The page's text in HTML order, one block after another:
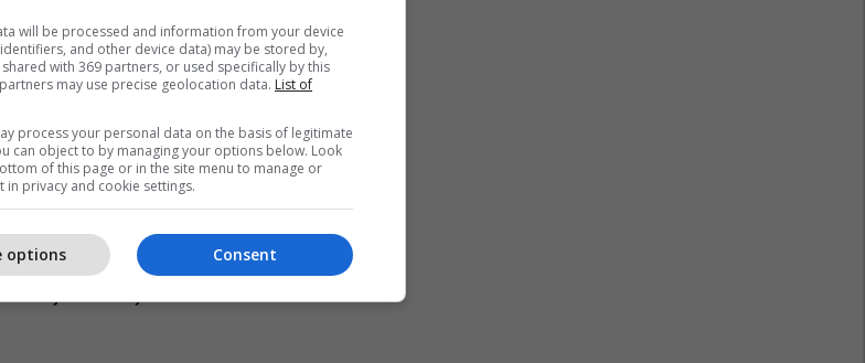
Shtoni vajin e ullirit dhe me ujë
dhe kur të ngrohet uleni
vaj dhe lyeni me një vezë.
gradë.
me një leckë dhe lëreni të
will be processed and information from your device
and other device data) may be stored by,
with 369 partners, or used specifically by this
may use precise geolocation data. List of
process your personal data on the basis of legitimate
can object to by managing your options below. Look
of this page or in the site menu to manage or
in privacy and cookie settings.
Consent
options